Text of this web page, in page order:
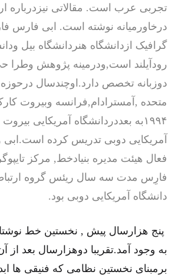
تجربی عرب است. مقالاتی نیزدرباره
درخاورمیانه نوشته است. ابی فارس
گرافیک ازدانشگاه هنردانشگاه بیل
رودآیلند است,ودرمینه پژوهش وطرا
دوزبانه تخصص دارد.اوچندسال
متحده ,آمسترادام,فرانسه وبیروت
۱۹۹۴به بعددردانشگاه آمریکایی
آمریکایی دوبی تدریس کرده است.ابی
فعال هیئت مدیره بنیادخط, مرکز
فارِس مدت سه سال ریئس گروه
دانشگاه آمریکایی دوبی بود.
پنج هزارسال پیش , نخستین خط
به وجود آمد.تقریبا دوهزارسال بعد از
برمبنای نخستین نظامی که فنیقی ها